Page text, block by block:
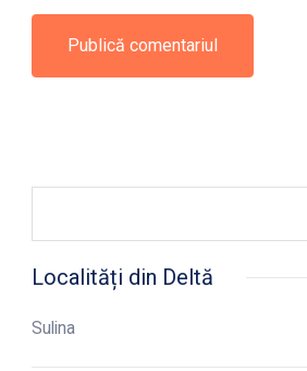
Localități din Deltă
Sulina